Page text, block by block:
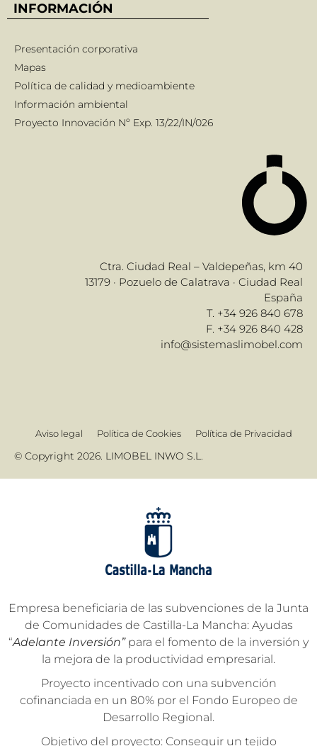
INFORMACIÓN
Presentación corporativa
Mapas
Política de calidad y medioambiente
Información ambiental
Proyecto Innovación Nº Exp. 13/22/IN/026
Ctra. Ciudad Real – Valdepeñas, km 40
13179 · Pozuelo de Calatrava · Ciudad Real
España
T. +34 926 840 678
F. +34 926 840 428
info@sistemaslimobel.com
Aviso legal Política de Cookies Política de Privacidad
© Copyright 2026. LIMOBEL INWO S.L.
Empresa beneficiaria de las subvenciones de la Junta
de Comunidades de Castilla-La Mancha: Ayudas
“Adelante Inversión”para el fomento de la inversión y
la mejora de la productividad empresarial.
Proyecto incentivado con una subvención
cofinanciada en un 80% por el Fondo Europeo de
Desarrollo Regional.
Objetivo del proyecto: Conseguir un tejido